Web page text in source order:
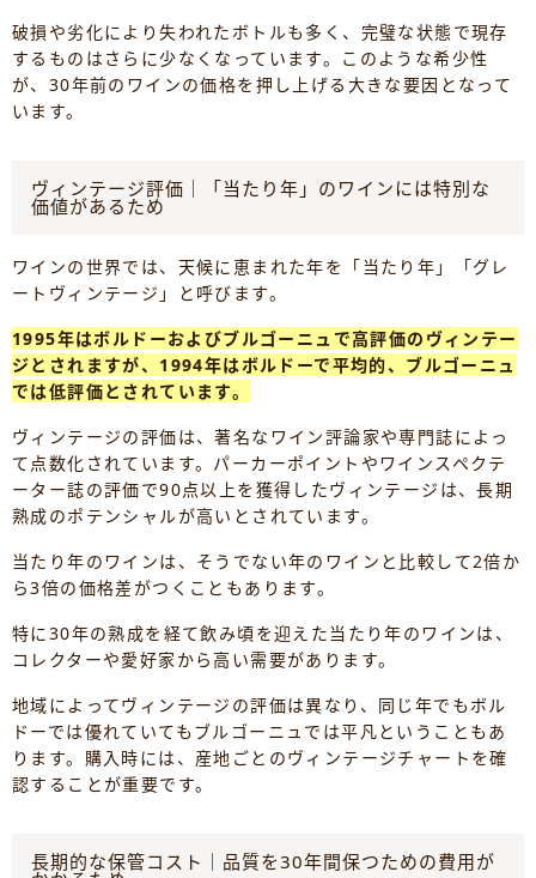
破損や劣化により失われたボトルも多く、完璧な状態で現存
するものはさらに少なくなっています。このような希少性
が、30年前のワインの価格を押し上げる大きな要因となって
います。
ヴィンテージ評価｜「当たり年」のワインには特別な
価値があるため
ワインの世界では、天候に恵まれた年を「当たり年」「グレ
ートヴィンテージ」と呼びます。
1995年はボルドーおよびブルゴーニュで高評価のヴィンテー
ジとされますが、1994年はボルドーで平均的、ブルゴーニュ
では低評価とされています。
ヴィンテージの評価は、著名なワイン評論家や専門誌によっ
て点数化されています。パーカーポイントやワインスペクテ
ーター誌の評価で90点以上を獲得したヴィンテージは、長期
熟成のポテンシャルが高いとされています。
当たり年のワインは、そうでない年のワインと比較して2倍か
ら3倍の価格差がつくこともあります。
特に30年の熟成を経て飲み頃を迎えた当たり年のワインは、
コレクターや愛好家から高い需要があります。
地域によってヴィンテージの評価は異なり、同じ年でもボル
ドーでは優れていてもブルゴーニュでは平凡ということもあ
ります。購入時には、産地ごとのヴィンテージチャートを確
認することが重要です。
長期的な保管コスト｜品質を30年間保つための費用が